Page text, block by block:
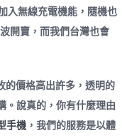
入無線充電機能，隨機也
開賣，而我們台灣也會
的價格高出許多，透明的
。說真的，你有什麼理由
手機 ，我們的服務是以體